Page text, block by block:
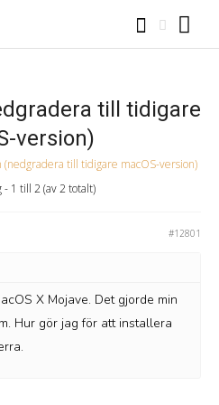
till tidigare
version)
(nedgradera till tidigare macOS-version)
- 1 till 2 (av 2 totalt)
#12801
X Mojave. Det gjorde min
Hur gör jag för att installera